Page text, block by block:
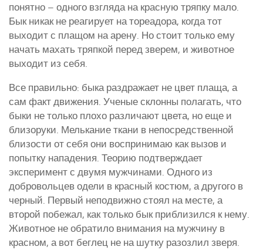
понятно – одного взгляда на красную тряпку мало.
Бык никак не реагирует на тореадора, когда тот
выходит с плащом на арену. Но стоит только ему
начать махать тряпкой перед зверем, и животное
выходит из себя.
Все правильно: быка раздражает не цвет плаща, а
сам факт движения. Ученые склонны полагать, что
быки не только плохо различают цвета, но еще и
близоруки. Мелькание ткани в непосредственной
близости от себя они воспринимаю как вызов и
попытку нападения. Теорию подтверждает
эксперимент с двумя мужчинами. Одного из
добровольцев одели в красный костюм, а другого в
черный. Первый неподвижно стоял на месте, а
второй побежал, как только бык приблизился к нему.
Животное не обратило внимания на мужчину в
красном, а вот беглец не на шутку разозлил зверя.